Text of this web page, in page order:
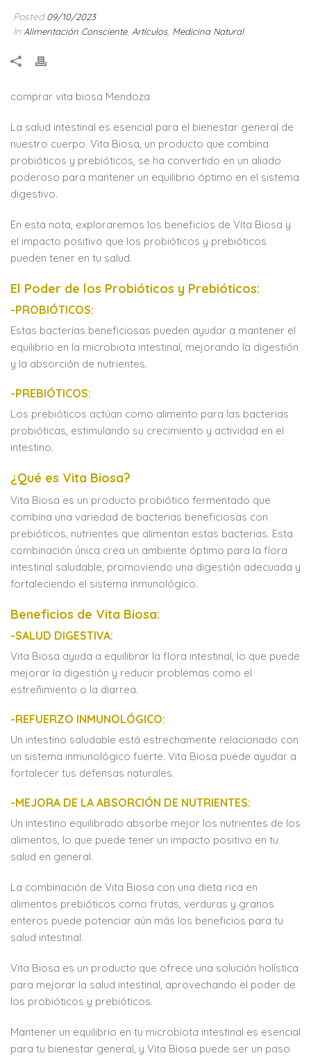
Posted09/10/2023
In Alimentación Consciente, Artículos, Medicina Natural
comprar vita biosa Mendoza
La salud intestinal es esencial para el bienestar general de
nuestro cuerpo. Vita Biosa, un producto que combina
probióticos y prebióticos, se ha convertido en un aliado
poderoso para mantener un equilibrio óptimo en el sistema
digestivo.
En esta nota, exploraremos los beneficios de Vita Biosa y
el impacto positivo que los probióticos y prebióticos
pueden tener en tu salud.
El Poder de los Probióticos y Prebióticos:
-PROBIÓTICOS:
Estas bacterias beneficiosas pueden ayudar a mantener el
equilibrio en la microbiota intestinal, mejorando la digestión
y la absorción de nutrientes.
-PREBIÓTICOS:
Los prebióticos actúan como alimento para las bacterias
probióticas, estimulando su crecimiento y actividad en el
intestino.
¿Qué es Vita Biosa?
Vita Biosa es un producto probiótico fermentado que
combina una variedad de bacterias beneficiosas con
prebióticos, nutrientes que alimentan estas bacterias. Esta
combinación única crea un ambiente óptimo para la flora
intestinal saludable, promoviendo una digestión adecuada y
fortaleciendo el sistema inmunológico.
Beneficios de Vita Biosa:
-SALUD DIGESTIVA:
Vita Biosa ayuda a equilibrar la flora intestinal, lo que puede
mejorar la digestión y reducir problemas como el
estreñimiento o la diarrea.
-REFUERZO INMUNOLÓGICO:
Un intestino saludable está estrechamente relacionado con
un sistema inmunológico fuerte. Vita Biosa puede ayudar a
fortalecer tus defensas naturales.
-MEJORA DE LA ABSORCIÓN DE NUTRIENTES:
Un intestino equilibrado absorbe mejor los nutrientes de los
alimentos, lo que puede tener un impacto positivo en tu
salud en general.
La combinación de Vita Biosa con una dieta rica en
alimentos prebióticos como frutas, verduras y granos
enteros puede potenciar aún más los beneficios para tu
salud intestinal.
Vita Biosa es un producto que ofrece una solución holística
para mejorar la salud intestinal, aprovechando el poder de
los probióticos y prebióticos.
Mantener un equilibrio en tu microbiota intestinal es esencial
para tu bienestar general, y Vita Biosa puede ser un paso